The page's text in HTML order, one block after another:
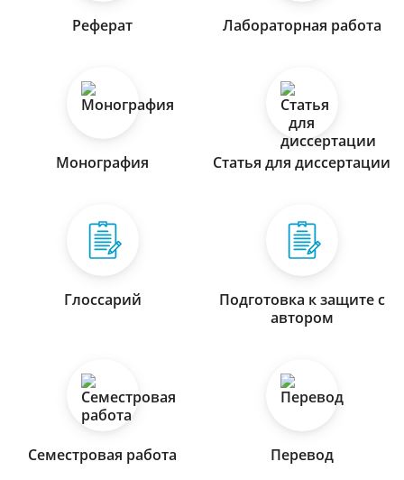
Реферат Лабораторная работа
Монография Статья для диссертации
Глоссарий
Подготовка к защите с
автором
Семестровая работа Перевод